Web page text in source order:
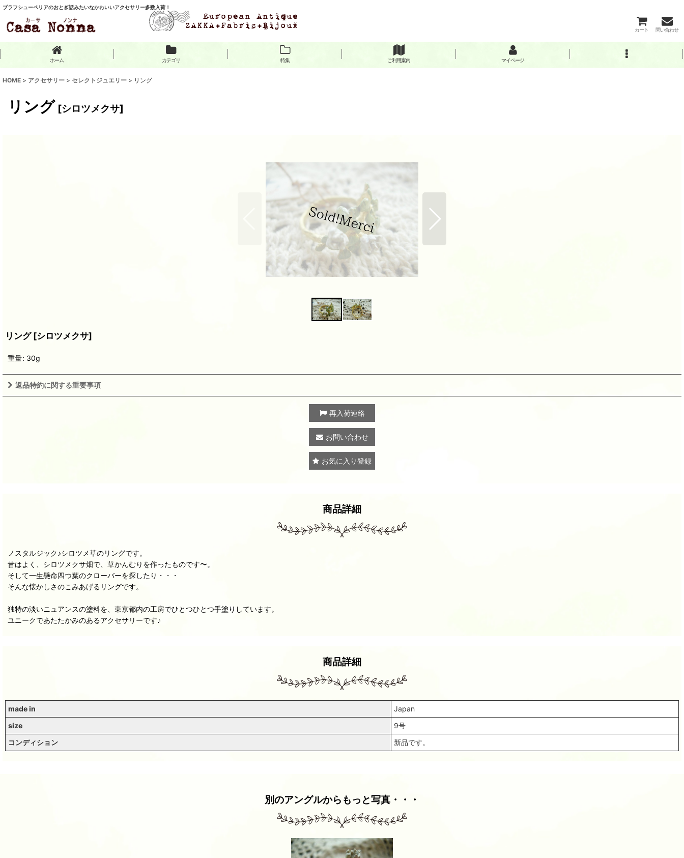
ブラフシューペリアのおとぎ話みたいなかわいいアクセサリー多数入荷！
カート 問い合わせ
ホーム カテゴリ 特集 ご利用案内 マイページ
HOME > アクセサリー > セレクトジュエリー > リング
リング [シロツメクサ]
リング [シロツメクサ]
重量: 30g
返品特約に関する重要事項
再入荷連絡
お問い合わせ
お気に入り登録
商品詳細
ノスタルジック♪シロツメ草のリングです。
昔はよく、シロツメクサ畑で、草かんむりを作ったものです〜。
そして一生懸命四つ葉のクローバーを探したり・・・
そんな懐かしさのこみあげるリングです。
独特の淡いニュアンスの塗料を、東京都内の工房でひとつひとつ手塗りしています。
ユニークであたたかみのあるアクセサリーです♪
商品詳細
made in
Japan
size
9号
コンディション
新品です。
別のアングルからもっと写真・・・